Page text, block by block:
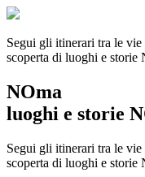
Segui gli itinerari tra le
scoperta di luoghi e storie
NOma
luoghi e storie
Segui gli itinerari tra le
scoperta di luoghi e storie